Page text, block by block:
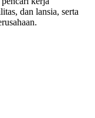
dan lansia, serta